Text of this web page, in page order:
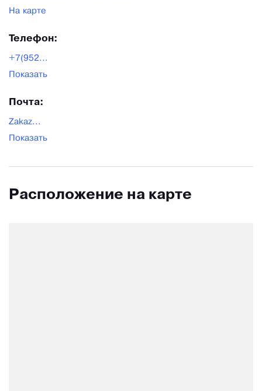
На карте
Телефон:
+7(952...
Показать
Почта:
Zakaz...
Показать
Расположение на карте